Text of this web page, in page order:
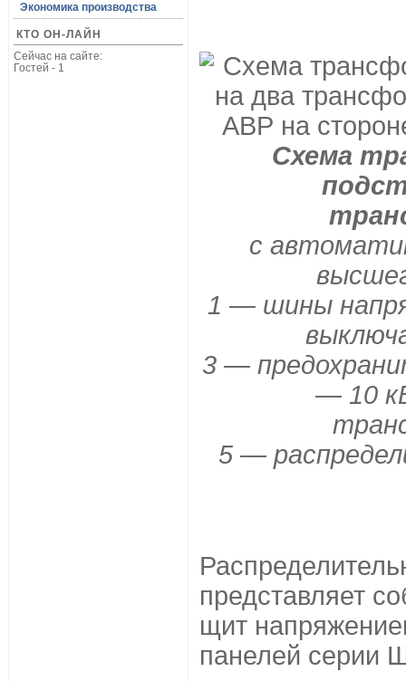
Экономика производства
КТО ОН-ЛАЙН
Сейчас на сайте:
Гостей - 1
Схема
с
1 — шины
3 —
— 10
5 —
представляет
щит
панелей серии